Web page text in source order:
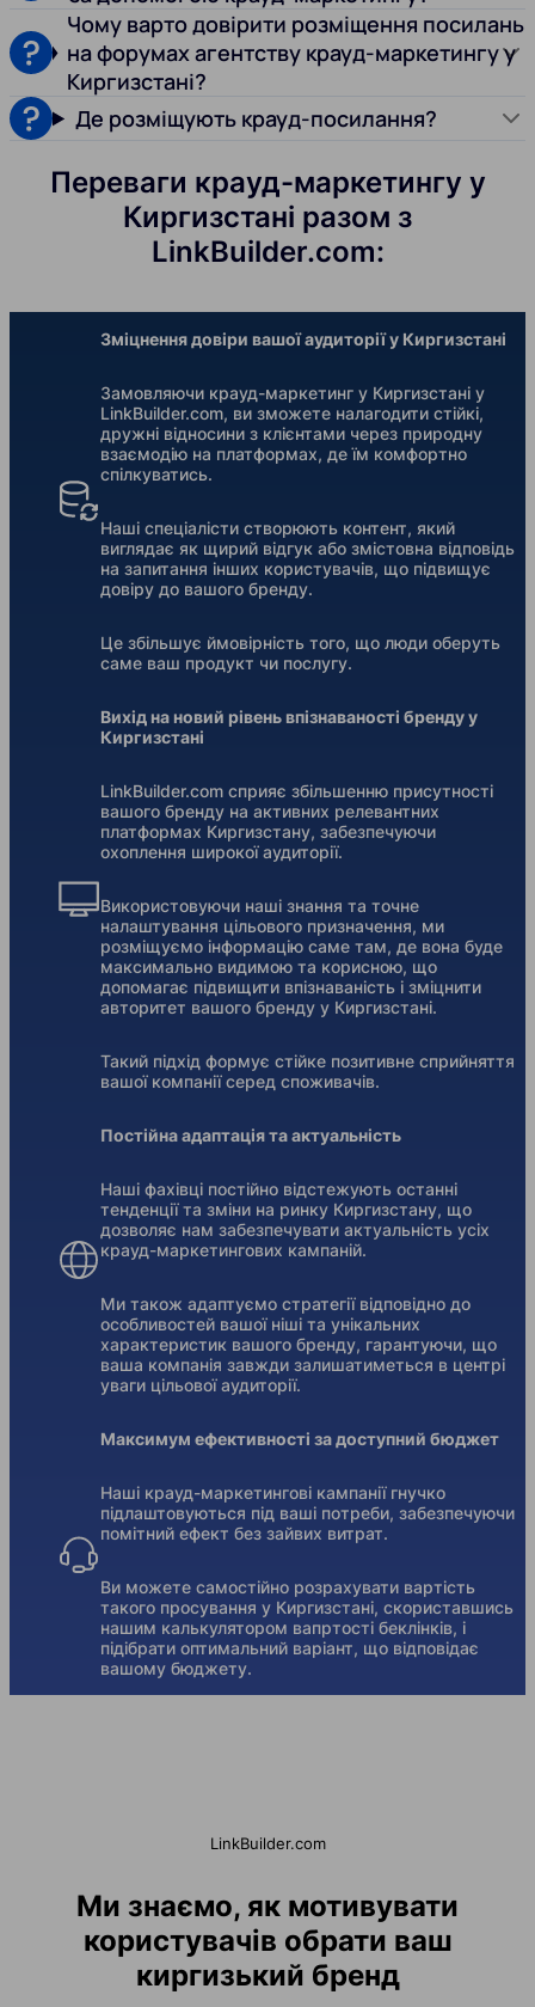
Чому варто довірити розміщення посилань
на форумах агентству крауд-маркетингу у
Киргизстані?
Де розміщують крауд-посилання?
Переваги крауд-маркетингу у
Киргизстані разом з
LinkBuilder.com:
Зміцнення довіри вашої аудиторії у Киргизстані
Замовляючи крауд-маркетинг у Киргизстані у
LinkBuilder.com, ви зможете налагодити стійкі,
дружні відносини з клієнтами через природну
взаємодію на платформах, де їм комфортно
спілкуватись.
Наші спеціалісти створюють контент, який
виглядає як щирий відгук або змістовна відповідь
на запитання інших користувачів, що підвищує
довіру до вашого бренду.
Це збільшує ймовірність того, що люди оберуть
саме ваш продукт чи послугу.
Вихід на новий рівень впізнаваності бренду у
Киргизстані
LinkBuilder.com сприяє збільшенню присутності
вашого бренду на активних релевантних
платформах Киргизстану, забезпечуючи
охоплення широкої аудиторії.
Використовуючи наші знання та точне
налаштування цільового призначення, ми
розміщуємо інформацію саме там, де вона буде
максимально видимою та корисною, що
допомагає підвищити впізнаваність і зміцнити
авторитет вашого бренду у Киргизстані.
Такий підхід формує стійке позитивне сприйняття
вашої компанії серед споживачів.
Постійна адаптація та актуальність
Наші фахівці постійно відстежують останні
тенденції та зміни на ринку Киргизстану, що
дозволяє нам забезпечувати актуальність усіх
крауд-маркетингових кампаній.
Ми також адаптуємо стратегії відповідно до
особливостей вашої ніші та унікальних
характеристик вашого бренду, гарантуючи, що
ваша компанія завжди залишатиметься в центрі
уваги цільової аудиторії.
Максимум ефективності за доступний бюджет
Наші крауд-маркетингові кампанії гнучко
підлаштовуються під ваші потреби, забезпечуючи
помітний ефект без зайвих витрат.
Ви можете самостійно розрахувати вартість
такого просування у Киргизстані, скориставшись
нашим калькулятором вапртості беклінків, і
підібрати оптимальний варіант, що відповідає
вашому бюджету.
LinkBuilder.com
Ми знаємо, як мотивувати
користувачів обрати ваш
киргизький бренд